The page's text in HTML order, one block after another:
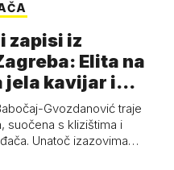
zapisi iz
Elita na
kavijar i
Gvozdanović traje
suočena s klizištima i
Unatoč izazovima…